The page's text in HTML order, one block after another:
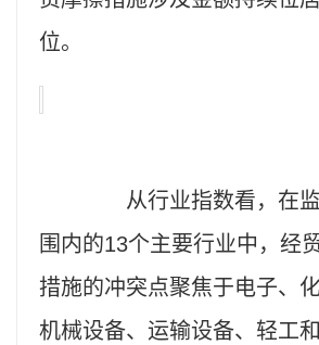
位。
从行业指数看，在
围内的13个主要行业中，经
措施的冲突点聚焦于电子、化
机械设备、运输设备、轻工